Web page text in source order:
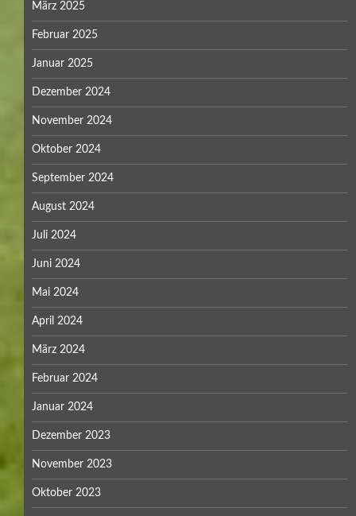
März 2025
Februar 2025
Januar 2025
Dezember 2024
November 2024
Oktober 2024
September 2024
August 2024
Juli 2024
Juni 2024
Mai 2024
April 2024
März 2024
Februar 2024
Januar 2024
Dezember 2023
November 2023
Oktober 2023